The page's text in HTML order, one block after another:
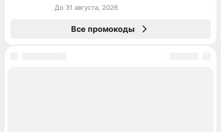
До 31 августа, 2026
Все промокоды